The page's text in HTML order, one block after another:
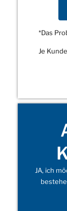
*Das
Je
JA, ich